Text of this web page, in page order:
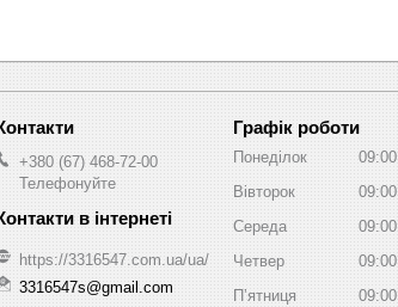
+380 (67) 468-72-00
Телефонуйте
https://3316547.com.ua/ua/
3316547s@gmail.com
Графік роботи
Понеділок 09:00
Вівторок
09:00
Середа
09:00
Четвер
09:00
Пʼятниця
09:00